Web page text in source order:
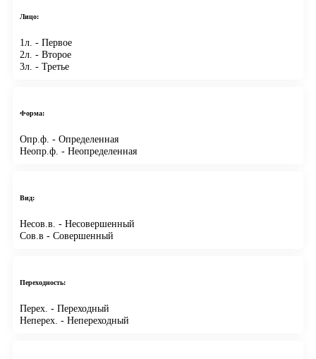
Лицо:
1л. - Первое
2л. - Второе
3л. - Третье
Форма:
Опр.ф. - Определенная
Неопр.ф. - Неопределенная
Вид:
Несов.в. - Несовершенный
Сов.в - Совершенный
Переходность:
Перех. - Переходный
Неперех. - Непереходный